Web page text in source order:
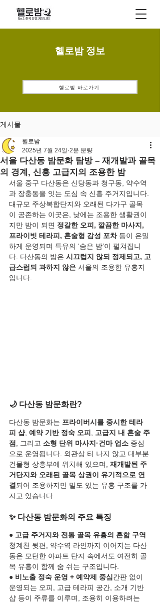
헬로밤 정보
헬로밤 바로가기
게시물
서울 다산동 밤문화 탐방 – 재개발과 골목
의 경계, 신흥 고급지의 조용한 밤
헬로밤
2025년 7월 24일 2분 분량
서울 중구 다산동은 신당동과 청구동, 약수역
과 장충동을 잇는 도심 속 신흥 주거지입니다.
대규모 주상복합단지와 오래된 다가구 골목
이 공존하는 이곳은, 낮에는 조용한 생활권이
지만 밤이 되면 정갈한 오피, 깔끔한 마사지,
프라이빗 테라피, 혼술형 감성 포차 등이 은밀
하게 운영되며 특유의 ‘숨은 밤’이 펼쳐집니
다. 다산동의 밤은 시끄럽지 않되 정제되고, 고
급스럽되 과하지 않은 서울의 조용한 유흥지
입니다.
🌙 다산동 밤문화란?
다산동 밤문화는 프라이버시를 중시한 테라
피 샵, 예약 기반 정숙 오피 , 고급지 내 혼술 주
점 , 그리고 소형 단위 마사지·건마 업소 중심
으로 운영됩니다. 외관상 티 나지 않고 대부분
건물형 상층부에 위치해 있으며, 재개발된 주
거단지와 오래된 골목 상권이 유기적으로 연
결되어 조용하지만 밀도 있는 유흥 구조를 가
지고 있습니다.
✨ 다산동 밤문화의 주요 특징
● 고급 주거지와 전통 골목 유흥의 혼합 구역
청계천 뒷편, 약수역 라인까지 이어지는 다산
동은 모던한 아파트 단지 속에서도 여전히 골
목 유흥이 함께 숨 쉬는 구조입니다.
● 비노출 정숙 운영 + 예약제 중심간판 없이
운영되는 오피, 고급 테라피 공간, 소개 기반
샵 등이 주류를 이루며, 조용히 이용하려는